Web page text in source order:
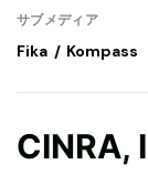
サブメディア
Fika Kompass
CINRA,